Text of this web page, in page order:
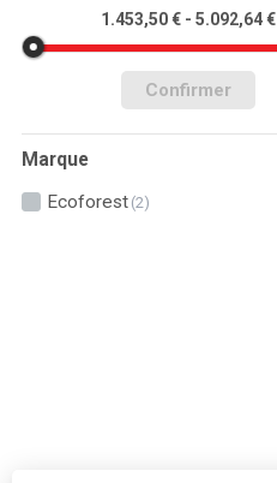
1.453,50 € - 5.092,64 €
Confirmer
Marque
Ecoforest (2)